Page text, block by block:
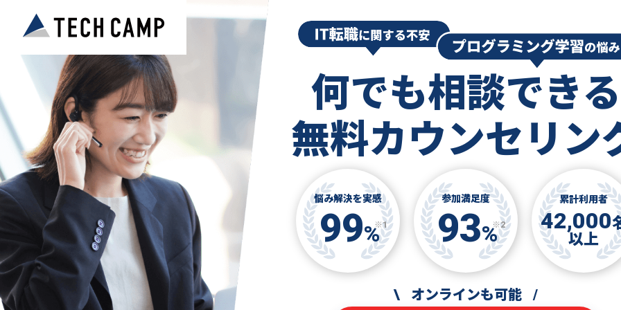
何でも相談できる
無料カウンセリン
悩み解決を実感
99%※1
参加満足度
93%※2
累計利用者
42,000
以上
\ オンラインも可能 /